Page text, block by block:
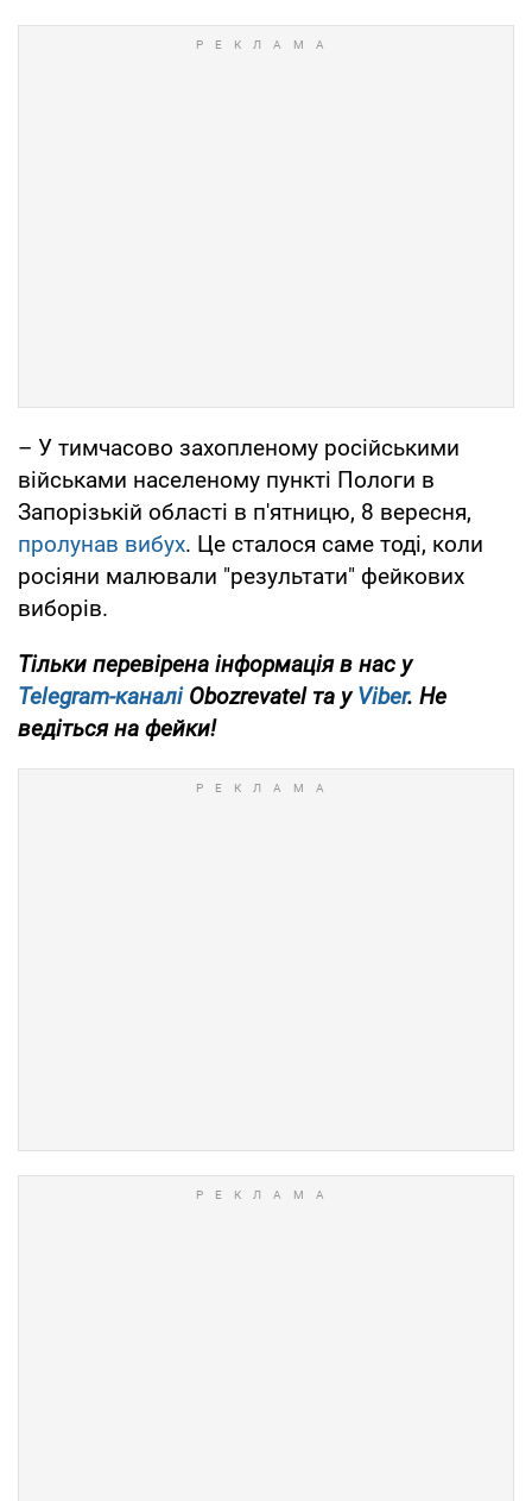
– У тимчасово захопленому російськими
військами населеному пункті Пологи в
Запорізькій області в п'ятницю, 8 вересня,
пролунав вибух. Це сталося саме тоді, коли
росіяни малювали "результати" фейкових
виборів.
Тільки перевірена інформація в нас у
Telegram-каналіObozrevatel та уViber. Не
ведіться на фейки!